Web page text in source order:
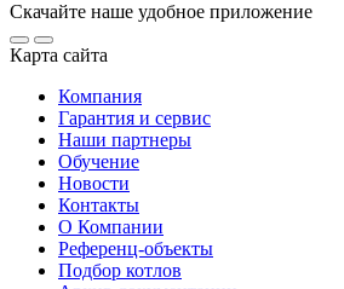
Скачайте наше удобное приложение
Карта сайта
Компания
Гарантия и сервис
Наши партнеры
Обучение
Новости
Контакты
О Компании
Референц-объекты
Подбор котлов